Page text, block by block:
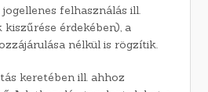
felhasználás ill.
érdekében), a
nélkül is rögzítik.
keretében ill. ahhoz